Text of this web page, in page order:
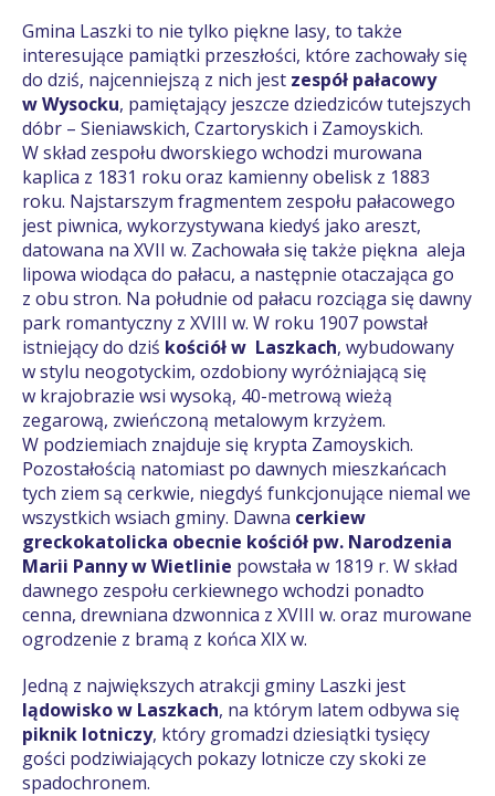
Gmina Laszki to nie tylko piękne lasy, to także
interesujące pamiątki przeszłości, które zachowały się
do dziś, najcenniejszą z nich jest zespół pałacowy
w Wysocku, pamiętający jeszcze dziedziców tutejszych
dóbr – Sieniawskich, Czartoryskich i Zamoyskich.
W skład zespołu dworskiego wchodzi murowana
kaplica z 1831 roku oraz kamienny obelisk z 1883
roku. Najstarszym fragmentem zespołu pałacowego
jest piwnica, wykorzystywana kiedyś jako areszt,
datowana na XVII w. Zachowała się także piękna aleja
lipowa wiodąca do pałacu, a następnie otaczająca go
z obu stron. Na południe od pałacu rozciąga się dawny
park romantyczny z XVIII w. W roku 1907 powstał
istniejący do dziś kościół w Laszkach, wybudowany
w stylu neogotyckim, ozdobiony wyróżniającą się
w krajobrazie wsi wysoką, 40-metrową wieżą
zegarową, zwieńczoną metalowym krzyżem.
W podziemiach znajduje się krypta Zamoyskich.
Pozostałością natomiast po dawnych mieszkańcach
tych ziem są cerkwie, niegdyś funkcjonujące niemal we
wszystkich wsiach gminy. Dawna cerkiew
greckokatolicka obecnie kościół pw. Narodzenia
Marii Panny w Wietlinie powstała w 1819 r. W skład
dawnego zespołu cerkiewnego wchodzi ponadto
cenna, drewniana dzwonnica z XVIII w. oraz murowane
ogrodzenie z bramą z końca XIX w.
Jedną z największych atrakcji gminy Laszki jest
lądowisko w Laszkach, na którym latem odbywa się
piknik lotniczy, który gromadzi dziesiątki tysięcy
gości podziwiających pokazy lotnicze czy skoki ze
spadochronem.